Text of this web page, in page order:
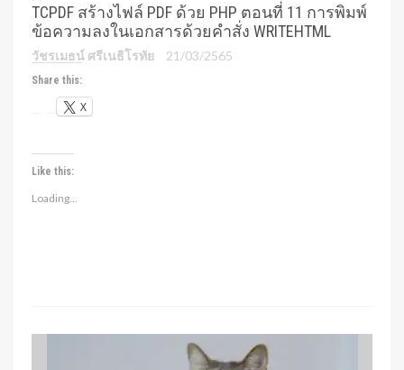
TCPDF สร้างไฟล์ PDF ด้วย PHP ตอนที่ 11 การพิมพ์
ข้อความลงในเอกสารด้วยคำสั่ง WRITEHTML
วัชรเมธน์ ศรีเนธิโรทัย 21/03/2565
Share this:
X
Like this:
Loading...